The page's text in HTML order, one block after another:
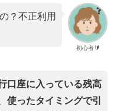
初心者🔰
？不正利用
口座に入っている残高
使ったタイミングで引